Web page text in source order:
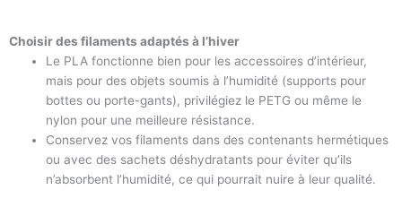
Choisir des filaments adaptés à l’hiver
Le PLA fonctionne bien pour les accessoires d’intérieur,
mais pour des objets soumis à l’humidité (supports pour
bottes ou porte-gants), privilégiez le PETG ou même le
nylon pour une meilleure résistance.
Conservez vos filaments dans des contenants hermétiques
ou avec des sachets déshydratants pour éviter qu’ils
n’absorbent l’humidité, ce qui pourrait nuire à leur qualité.